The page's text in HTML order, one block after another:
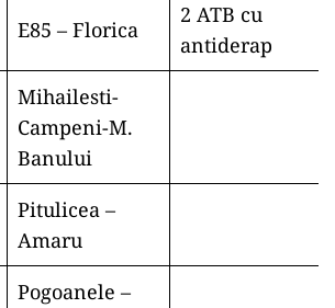
E85 – Florica
2 ATB cu
antiderap
Mihailesti-
Campeni-M.
Banului
Pitulicea –
Amaru
Pogoanele –